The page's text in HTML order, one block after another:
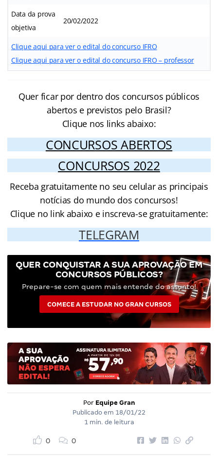
Data da prova
objetiva
20/02/2022
Clique aqui para ver o edital do concurso IFRO
Clique aqui para ver o edital do concurso IFRO – professor
Quer ficar por dentro dos concursos públicos
abertos e previstos pelo Brasil?
Clique nos links abaixo:
CONCURSOS ABERTOS
CONCURSOS 2022
Receba gratuitamente no seu celular as principais
notícias do mundo dos concursos!
Clique no link abaixo e inscreva-se gratuitamente:
TELEGRAM
QUER CONQUISTAR A SUA APROVAÇÃO EM
CONCURSOS PÚBLICOS?
Prepare-se com quem mais entende do assunto!
COMECE A ESTUDAR NO GRAN CURSOS
Por Equipe Gran
Publicado em 18/01/22
1 min. de leitura
0 0